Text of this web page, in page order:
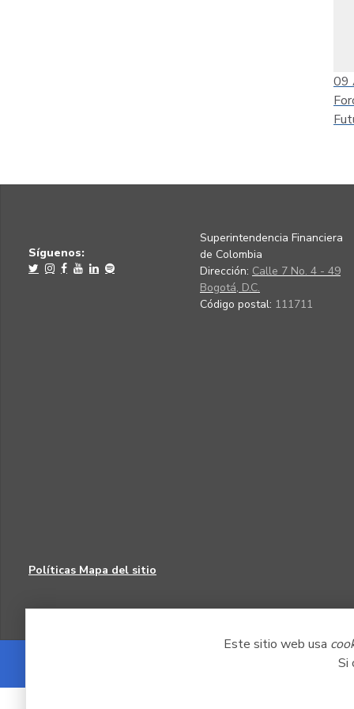
Este sitio web usa
Si
09
Síguenos:
Superintendencia Financiera
de Colombia
Dirección: Calle 7 No. 4 - 49
Bogotá, D.C.
Código postal: 111711
Políticas Mapa del sitio